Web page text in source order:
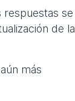
respuestas se
de la
más